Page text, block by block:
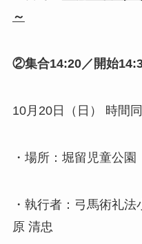
～
②集合14:20／開始
10月20日（日） 時間
・場所：堀留児童公園
・執行者：弓馬術礼
原 清忠